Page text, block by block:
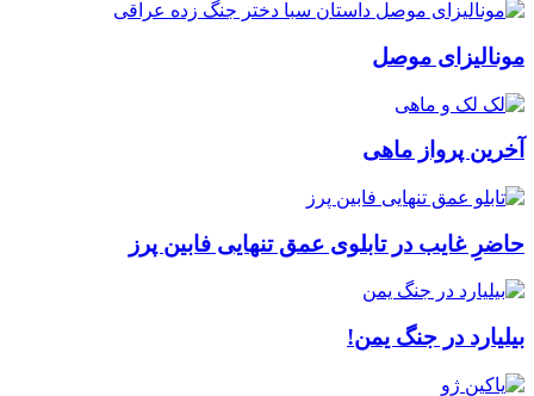
مونالیزای موصل
آخرین پرواز ماهی
حاضرِ غایب در تابلوی عمق تنهایی فابین پرز
بیلیارد در جنگ یمن!